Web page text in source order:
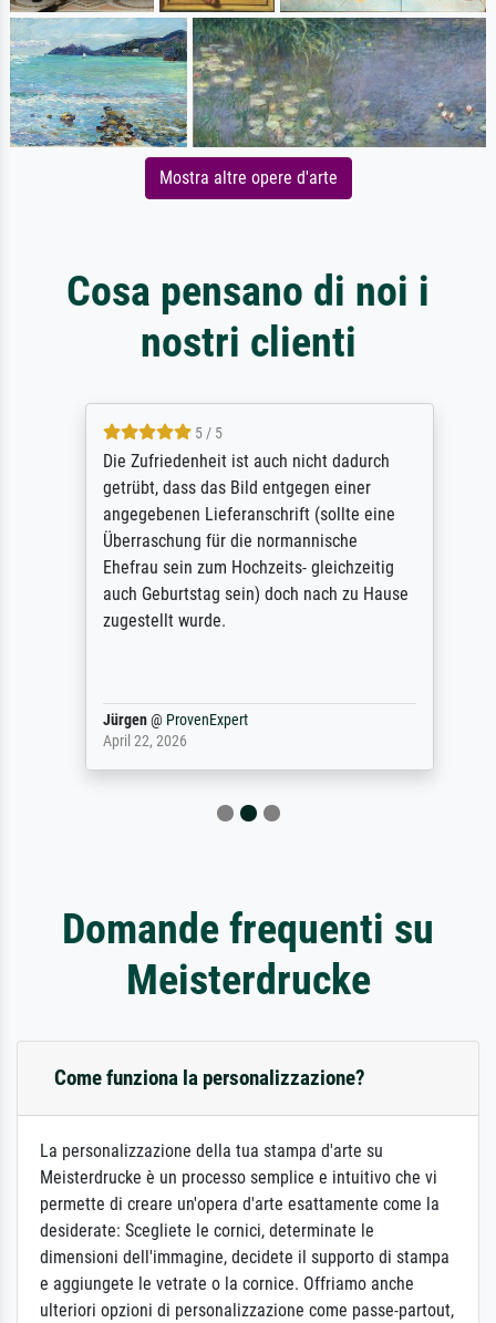
Mostra altre opere d'arte
Cosa pensano di noi i
nostri clienti
5 / 5
Die Zufriedenheit ist auch nicht dadurch
getrübt, dass das Bild entgegen einer
angegebenen Lieferanschrift (sollte eine
Überraschung für die normannische
Ehefrau sein zum Hochzeits- gleichzeitig
auch Geburtstag sein) doch nach zu Hause
zugestellt wurde.
Jürgen@ProvenExpert
April 22, 2026
Domande frequenti su
Meisterdrucke
Come funziona la personalizzazione?
La personalizzazione della tua stampa d'arte su
Meisterdrucke è un processo semplice e intuitivo che vi
permette di creare un'opera d'arte esattamente come la
desiderate: Scegliete le cornici, determinate le
dimensioni dell'immagine, decidete il supporto di stampa
e aggiungete le vetrate o la cornice. Offriamo anche
ulteriori opzioni di personalizzazione come passe-partout,